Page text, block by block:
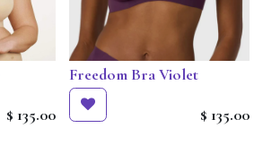
$ 135.00
Freedom Bra Violet
$ 135.00